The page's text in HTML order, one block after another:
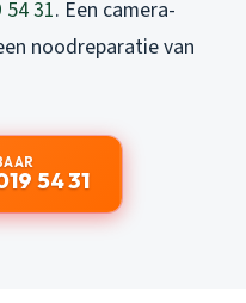
31. Een camera-
noodreparatie van
54 31